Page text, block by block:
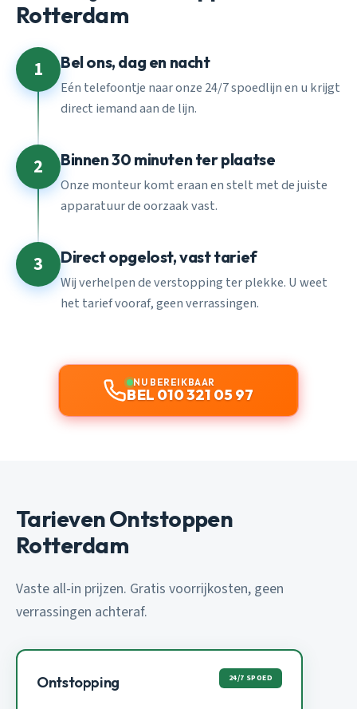
Rotterdam
1 Bel ons, dag en nacht
Eén telefoontje naar onze 24/7 spoedlijn en u krijgt
direct iemand aan de lijn.
2 Binnen 30 minuten ter plaatse
Onze monteur komt eraan en stelt met de juiste
apparatuur de oorzaak vast.
3 Direct opgelost, vast tarief
Wij verhelpen de verstopping ter plekke. U weet
het tarief vooraf, geen verrassingen.
NU BEREIKBAAR
BEL 010 321 05 97
Tarieven Ontstoppen
Rotterdam
Vaste all-in prijzen. Gratis voorrijkosten, geen
verrassingen achteraf.
Ontstopping 24/7 SPOED